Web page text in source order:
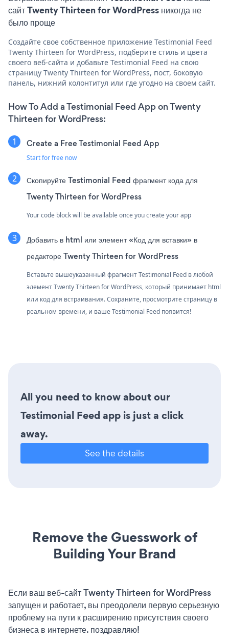
сайт Twenty Thirteen for WordPress никогда не
было проще
Создайте свое собственное приложение Testimonial Feed
Twenty Thirteen for WordPress, подберите стиль и цвета
своего веб-сайта и добавьте Testimonial Feed на свою
страницу Twenty Thirteen for WordPress, пост, боковую
панель, нижний колонтитул или где угодно на своем сайт.
How To Add a Testimonial Feed App on Twenty
Thirteen for WordPress:
Create a Free Testimonial Feed App
Start for free now
Скопируйте Testimonial Feed фрагмент кода для
Twenty Thirteen for WordPress
Your code block will be available once you create your app
Добавить в html или элемент «Код для вставки» в
редакторе Twenty Thirteen for WordPress
Вставьте вышеуказанный фрагмент Testimonial Feed в любой
элемент Twenty Thirteen for WordPress, который принимает html
или код для встраивания. Сохраните, просмотрите страницу в
реальном времени, и ваше Testimonial Feed появится!
All you need to know about our
Testimonial Feed app is just a click
away.
See the details
Remove the Guesswork of
Building Your Brand
Если ваш веб-сайт Twenty Thirteen for WordPress
запущен и работает, вы преодолели первую серьезную
проблему на пути к расширению присутствия своего
бизнеса в интернете. поздравляю!